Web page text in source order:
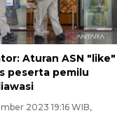
Aturan ASN "like"
peserta pemilu
2023 19:16 WIB,